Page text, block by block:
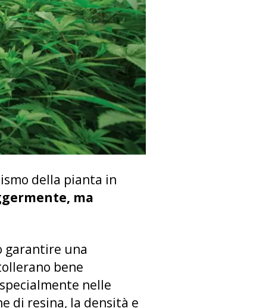
della pianta in
ma
garantire una
bene
nelle
di resina, la densità e